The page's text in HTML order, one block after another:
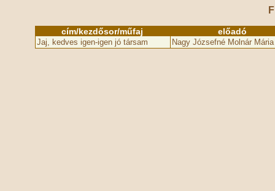
cím/kezdősor/műfaj előadó
Jaj, kedves igen-igen jó társam Nagy Józsefné Molnár Mária